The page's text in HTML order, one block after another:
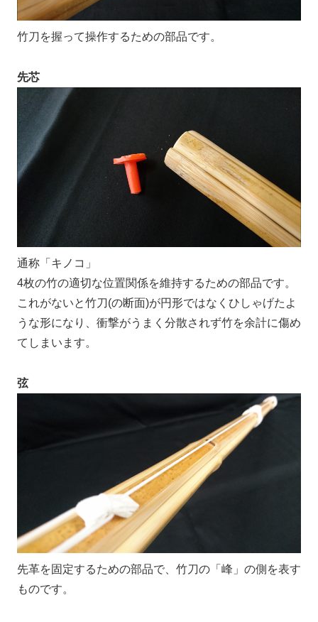
竹刀を握って操作するための部品です。
先芯
通称「キノコ」
4枚の竹の適切な位置関係を維持するための部品です。
これがないと竹刀(の断面)が円形ではなくひしゃげたよ
うな形になり、衝撃がうまく分散されず竹を余計に傷め
てしまいます。
弦
先革を固定するための部品で、竹刀の「峰」の側を表す
ものです。